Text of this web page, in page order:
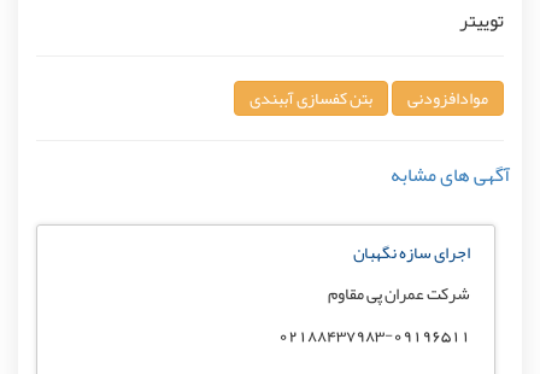
توییتر
موادافزودنی بتن کفسازی آببندی
آگهی های مشابه
اجرای سازه نگهبان
شرکت عمران پی مقاوم
02188437983-09196511